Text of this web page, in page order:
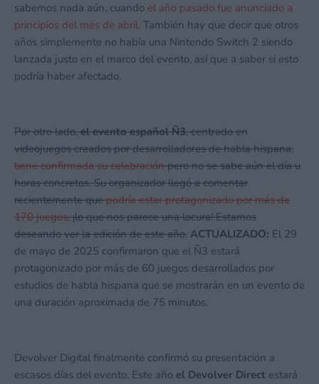
sabemos nada aún, cuando el año pasado fue anunciado a
principios del mes de abril. También hay que decir que otros
años simplemente no había una Nintendo Switch 2 siendo
lanzada justo en el marco del evento, así que a saber si esto
podría haber afectado.
Por otro lado,el evento español Ñ3, centrado en
videojuegos creados por desarrolladores de habla hispana,
tiene confirmada su celebraciónpero no se sabe aún el día u
horas concretos. Su organizador llegó a comentar
recientemente quepodría estar protagonizado por más de
170 juegos, ¡lo que nos parece una locura! Estamos
deseando ver la edición de este año. ACTUALIZADO: El 29
de mayo de 2025 confirmaron que el Ñ3 estará
protagonizado por más de 60 juegos desarrollados por
estudios de habla hispana que se mostrarán en un evento de
una duración aproximada de 75 minutos.
Devolver Digital finalmente confirmó su presentación a
escasos días del evento. Este año el Devolver Direct estará